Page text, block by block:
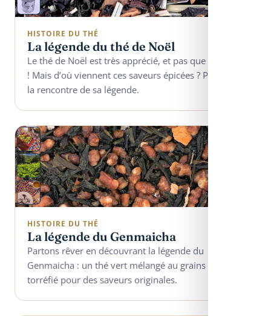
HISTOIRE DU THÉ
La légende du thé de Noël
Le thé de Noël est très apprécié, et pas que en Hiver
! Mais d’où viennent ces saveurs épicées ? Partons à
la rencontre de sa légende.
HISTOIRE DU THÉ
La légende du Genmaicha
Partons rêver en découvrant la légende du
Genmaicha : un thé vert mélangé au grains de riz
torréfié pour des saveurs originales.